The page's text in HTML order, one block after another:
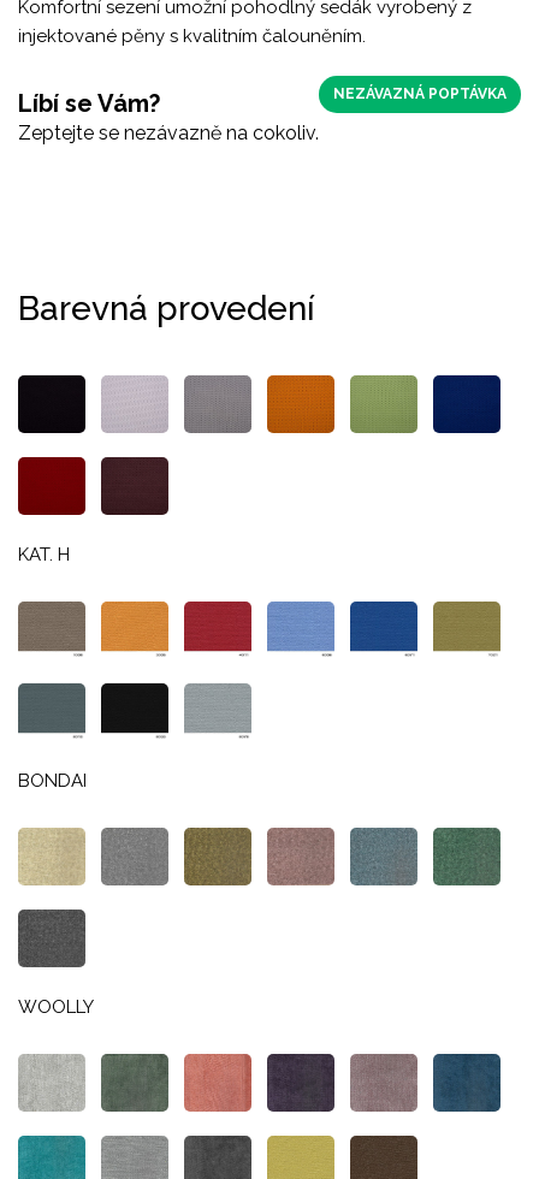
Komfortní sezení umožní pohodlný sedák vyrobený z
injektované pěny s kvalitním čalouněním.
Líbí se Vám?
Zeptejte se nezávazně na cokoliv.
NEZÁVAZNÁ POPTÁVKA
Barevná provedení
KAT. H
BONDAI
WOOLLY